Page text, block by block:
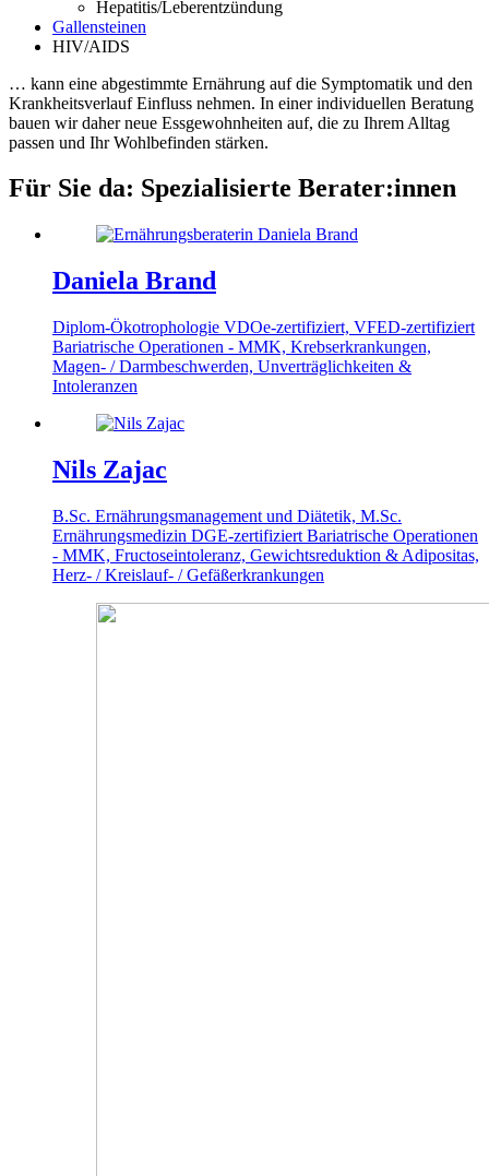
Hepatitis/Leberentzündung
Gallensteinen
HIV/AIDS
… kann eine abgestimmte Ernährung auf die Symptomatik und den
Krankheitsverlauf Einfluss nehmen. In einer individuellen Beratung
bauen wir daher neue Essgewohnheiten auf, die zu Ihrem Alltag
passen und Ihr Wohlbefinden stärken.
Für Sie da: Spezialisierte Berater:innen
Daniela Brand
Diplom-Ökotrophologie VDOe-zertifiziert, VFED-zertifiziert
Bariatrische Operationen - MMK, Krebserkrankungen,
Magen- / Darmbeschwerden, Unverträglichkeiten &
Intoleranzen
Nils Zajac
B.Sc. Ernährungsmanagement und Diätetik, M.Sc.
Ernährungsmedizin DGE-zertifiziert Bariatrische Operationen
- MMK, Fructoseintoleranz, Gewichtsreduktion & Adipositas,
Herz- / Kreislauf- / Gefäßerkrankungen